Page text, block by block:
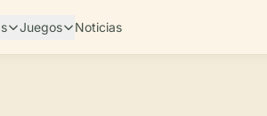
Juegos Noticias